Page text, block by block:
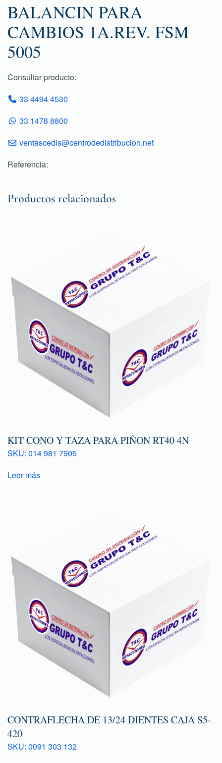
BALANCIN PARA
CAMBIOS 1A.REV. FSM
5005
Consultar producto:
33 4494 4530
33 1478 8800
ventascedis@centrodedistribucion.net
Referencia:
Productos relacionados
KIT CONO Y TAZA PARA PIÑON RT40 4N
SKU: 014 981 7905
Leer más
CONTRAFLECHA DE 13/24 DIENTES CAJA S5-
420
SKU: 0091 303 132